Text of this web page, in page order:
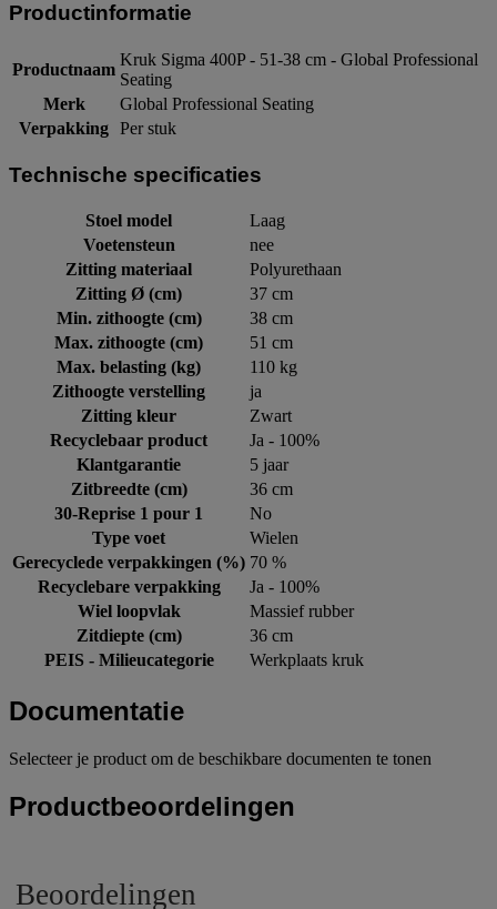
Productinformatie
Productnaam
Kruk Sigma 400P - 51-38 cm - Global Professional
Seating
Merk
Global Professional Seating
Verpakking Per stuk
Technische specificaties
Stoel model
Laag
Voetensteun
nee
Zitting materiaal
Polyurethaan
Zitting Ø (cm)
37 cm
Min. zithoogte (cm)
38 cm
Max. zithoogte (cm)
51 cm
Max. belasting (kg)
110 kg
Zithoogte verstelling
ja
Zitting kleur
Zwart
Recyclebaar product
Ja - 100%
Klantgarantie
5 jaar
Zitbreedte (cm)
36 cm
30-Reprise 1 pour 1
No
Type voet
Wielen
Gerecyclede verpakkingen (%) 70 %
Recyclebare verpakking
Ja - 100%
Wiel loopvlak
Massief rubber
Zitdiepte (cm)
36 cm
PEIS - Milieucategorie
Werkplaats kruk
Documentatie
Selecteer je product om de beschikbare documenten te tonen
Productbeoordelingen